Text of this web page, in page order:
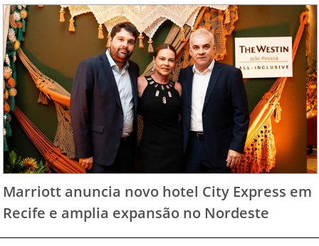
Marriott anuncia novo hotel City Express em
Recife e amplia expansão no Nordeste